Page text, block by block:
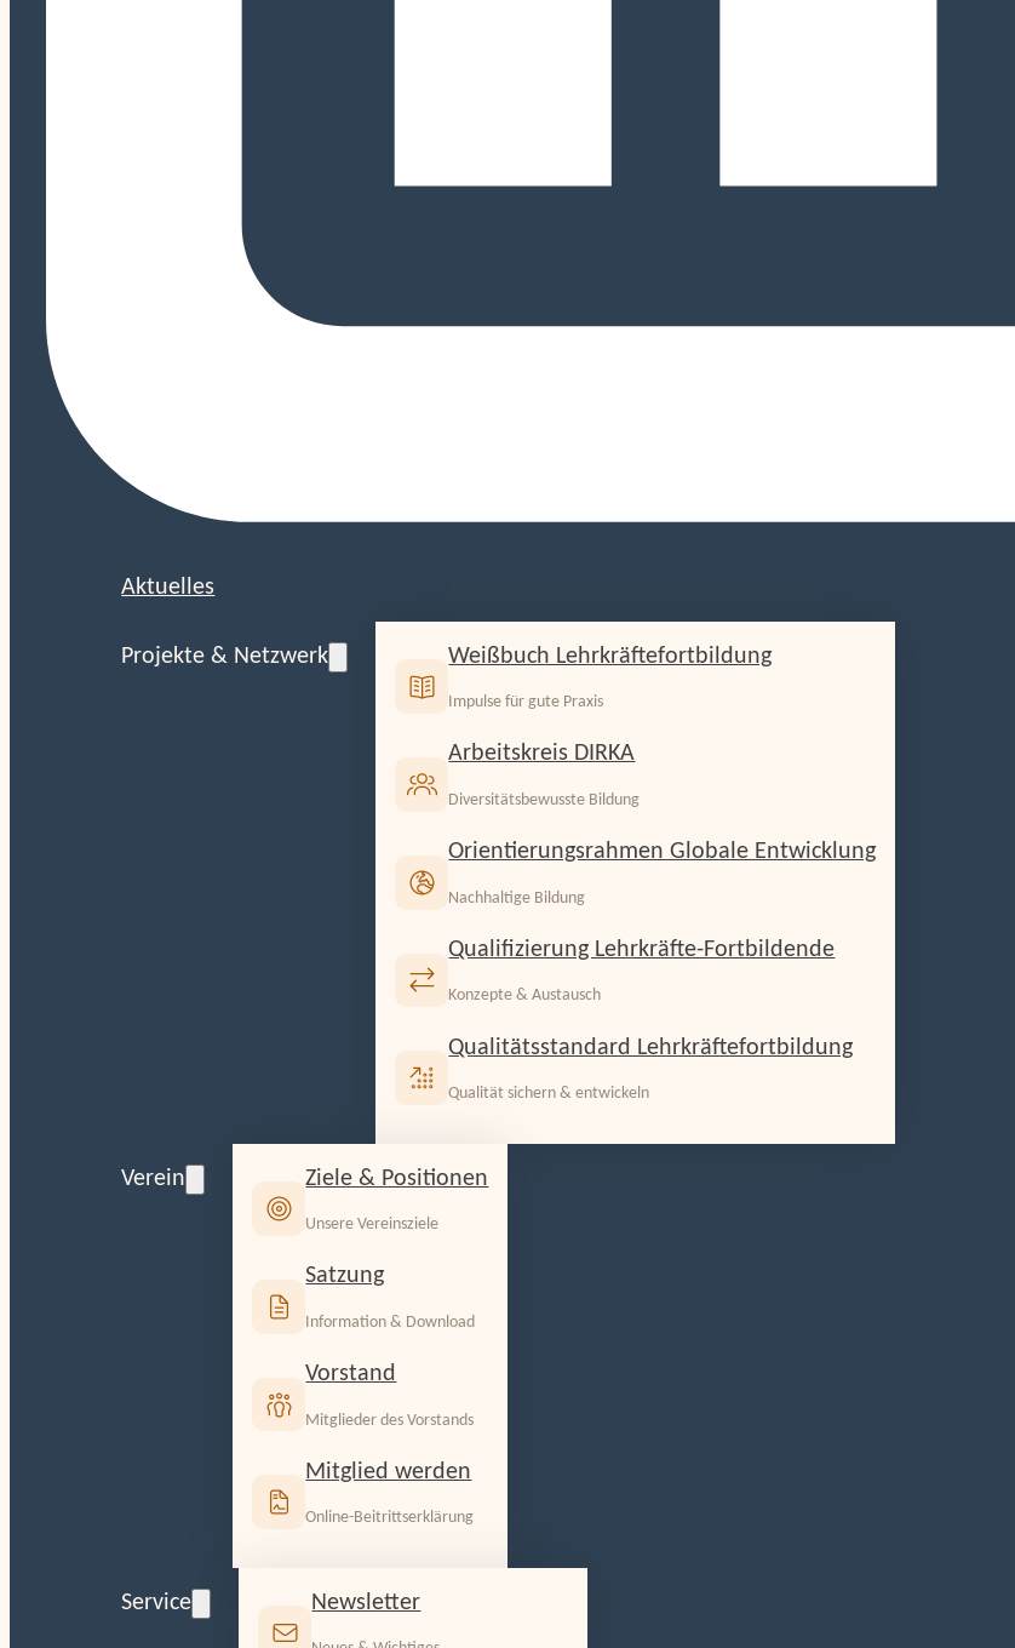
Aktuelles
Projekte & Netzwerk Weißbuch Lehrkräftefortbildung
Impulse für gute Praxis
Arbeitskreis DIRKA
Diversitätsbewusste Bildung
Orientierungsrahmen Globale Entwicklung
Nachhaltige Bildung
Qualifizierung Lehrkräfte-Fortbildende
Konzepte & Austausch
Qualitätsstandard Lehrkräftefortbildung
Qualität sichern & entwickeln
Verein Ziele & Positionen
Unsere Vereinsziele
Satzung
Information & Download
Vorstand
Mitglieder des Vorstands
Mitglied werden
Online-Beitrittserklärung
Service Newsletter